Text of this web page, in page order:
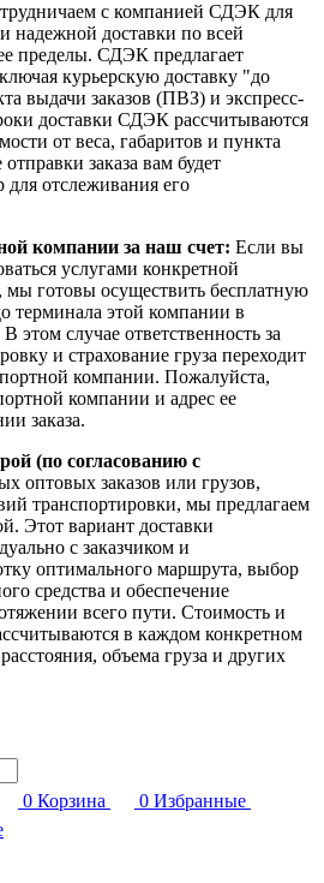
с компанией СДЭК для
надежной доставки по всей
пределы. СДЭК предлагает
курьерскую доставку "до
выдачи заказов (ПВЗ) и экспресс-
доставки СДЭК рассчитываются
от веса, габаритов и пункта
заказа вам будет
для отслеживания его
компании за наш счет: Если вы
услугами конкретной
готовы осуществить бесплатную
терминала этой компании в
этом случае ответственность за
и страхование груза переходит
компании. Пожалуйста,
компании и адрес ее
заказа.
(по согласованию с
оптовых заказов или грузов,
транспортировки, мы предлагаем
Этот вариант доставки
с заказчиком и
оптимального маршрута, выбор
средства и обеспечение
всего пути. Стоимость и
в каждом конкретном
объема груза и других
0 Корзина 0 Избранные